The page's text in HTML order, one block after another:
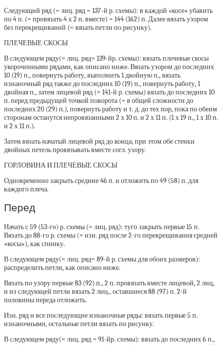
Следующий ряд (= лиц. ряд = 137-й р. схемы): в каждой «косе» убавить
по 4 п. (= провязать 4 х 2 п. вместе) = 144 (162) п. Далее вязать узором
без перекрещиваний (= вязать петли по рисунку).
ПЛЕЧЕВЫЕ СКОСЫ
В следующем ряду(= лиц. ряд= 139-йр. схемы): вязать плечевые скосы
укороченными рядами, как описано ниже. Вязать узором до последних
10 (19) п., повернуть работу, выполнить 1 двойную п., вязать
изнаночный ряд также до последних 10 (19) п., повернуть работу, 1
двойная п., затем лицевой ряд (= 141-й р. схемы) вязать до последних 10
п. перед предыдущей точкой поворота (= в общей сложности до
последних 20 (29) п.), повернуть работу и т. д. до тех пор, пока по обеим
сторонам останутся непровязанными 2 х 10 п. и 2 х 11 п. (1 х 19 п., 1 х 10 п.
и 2 х 11 п.).
Затем вязать начатый лицевой ряд до конца, при этом обе стенки
двойных петель провязывать вместе согл. узору.
ГОРЛОВИНА И ПЛЕЧЕВЫЕ СКОСЫ
Одновременно закрыть средние 46 п. и отложить по 49 (58) п. для
каждого плеча.
Перед
Начать с 59 (53-го) р. схемы (= лиц. ряд): туго закрыть первые 15 п.
Вязать до 88-го р. схемы (= изн. ряд после 2-го перекрещивания средней
«косы»), как спинку.
В следующем ряду(= лиц. ряд= 89-й р. схемы для обоих размеров):
распределить петли, как описано ниже.
Вязать по узору первые 83 (92) п., 2 п. провязать вместе лицевой, 2 лиц,
и из следующей петли вязать 2 лиц., оставшиеся 88 (97) п. 2-й
половины переда отложить.
Изн. ряд и все последующие изнаночные ряды: вязать первые 5 п.
изнаночными, остальные петли вязать по рисунку.
В следующем ряду(= лиц. ряд = 91-йр. схемы): вязать до последних 6 п.,